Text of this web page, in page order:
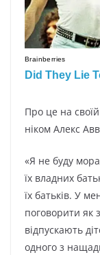
Про це на
ніком Алекс
«Я не буду
їх владних
їх батьків. У
поговорити як
відпускають
одного з